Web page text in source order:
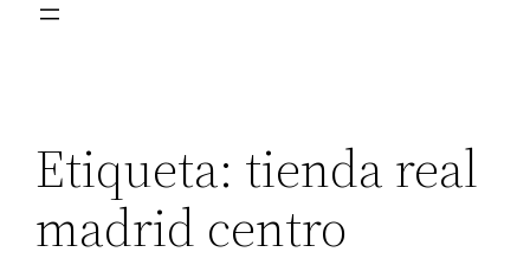
Etiqueta: tienda real
madrid centro